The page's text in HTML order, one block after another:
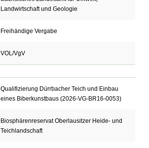
Landwirtschaft und Geologie
Freihändige Vergabe
VOL/VgV
Qualifizierung Dürrbacher Teich und Einbau
eines Biberkunstbaus (2026-VG-BR16-0053)
Biosphärenreservat Oberlausitzer Heide- und
Teichlandschaft